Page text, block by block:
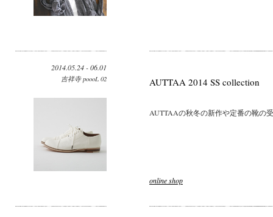
2014.05.24 - 06.01
吉祥寺 poooL 02 AUTTAA 2014 SS collection
AUTTAAの秋冬の新作や定番の靴の
online shop